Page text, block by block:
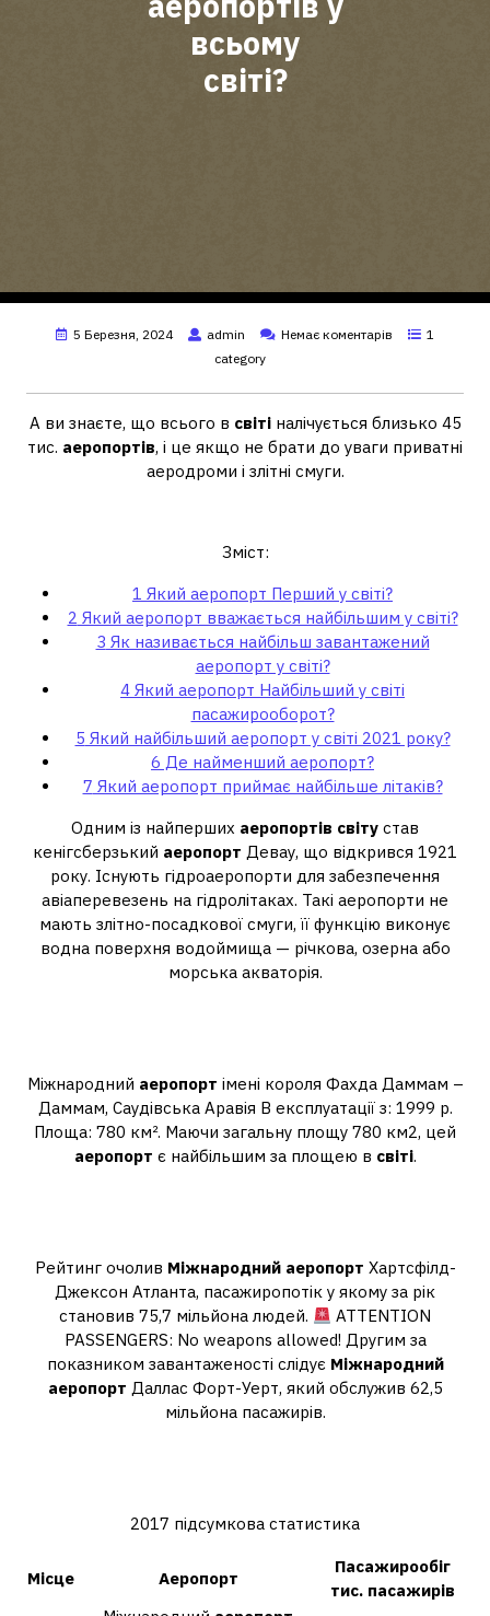
всьому
світі?
5 Березня, 2024 admin Немає коментарів
1
category
А ви знаєте, що всього в світіналічується близько 45
тис. аеропортів, і це якщо не брати до уваги приватні
аеродроми і злітні смуги.
Зміст:
1 Який аеропорт Перший у світі?
2 Який аеропорт вважається найбільшим у світі?
3 Як називається найбільш завантажений
аеропорт у світі?
4 Який аеропорт Найбільший у світі
пасажирооборот?
5 Який найбільший аеропорт у світі 2021 року?
6 Де найменший аеропорт?
7 Який аеропорт приймає найбільше літаків?
Одним із найперших аеропортів світу став
кенігсберзький аеропорт Девау, що відкрився 1921
року. Існують гідроаеропорти для забезпечення
авіаперевезень на гідролітаках. Такі аеропорти не
мають злітно-посадкової смуги, її функцію виконує
водна поверхня водоймища — річкова, озерна або
морська акваторія.
Міжнародний аеропорт імені короля Фахда Даммам –
Даммам, Саудівська Аравія В експлуатації з: 1999 р.
Площа: 780 км². Маючи загальну площу 780 км2, цей
аеропорт є найбільшим за площею в світі.
Рейтинг очолив Міжнародний аеропорт Хартсфілд-
Джексон Атланта, пасажиропотік у якому за рік
становив 75,7 мільйона людей.
ATTENTION
PASSENGERS: No weapons allowed! Другим за
показником завантаженості слідує Міжнародний
аеропорт Даллас Форт-Уерт, який обслужив 62,5
мільйона пасажирів.
2017 підсумкова статистика
Місце Аеропорт
Пасажирообіг
тис. пасажирів